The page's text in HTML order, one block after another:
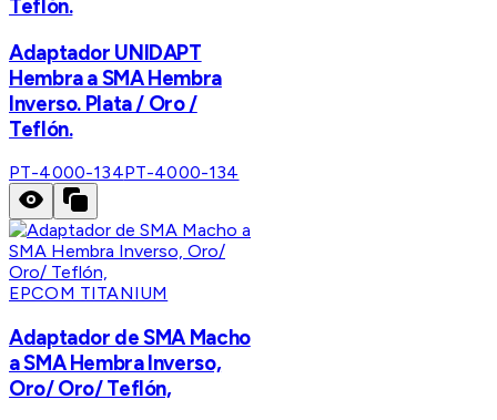
Teflón.
Adaptador UNIDAPT
Hembra a SMA Hembra
Inverso. Plata / Oro /
Teflón.
PT-4000-134PT-4000-134
EPCOM TITANIUM
Adaptador de SMA Macho
a SMA Hembra Inverso,
Oro/ Oro/ Teflón,